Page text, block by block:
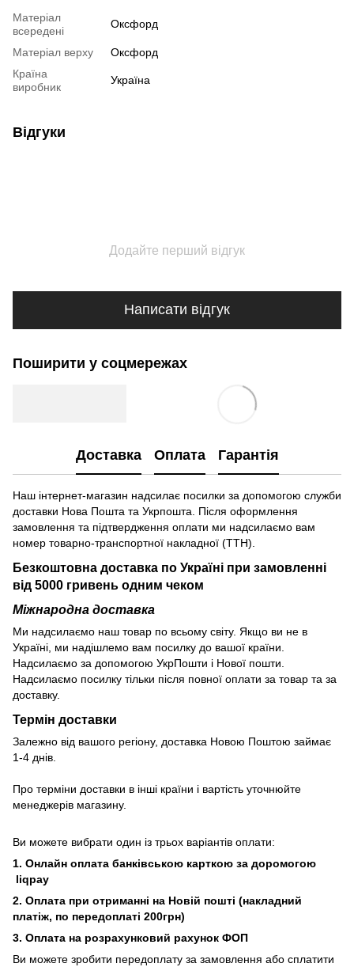
Матеріал
всередені
Оксфорд
Матеріал верху
Оксфорд
Країна
виробник
Україна
Відгуки
Додайте перший відгук
Написати відгук
Поширити у соцмережах
Доставка Оплата Гарантія
Наш інтернет-магазин надсилає посилки за допомогою служби
доставки Нова Пошта та Укрпошта. Після оформлення
замовлення та підтвердження оплати ми надсилаємо вам
номер товарно-транспортної накладної (ТТН).
Безкоштовна доставка по Україні при замовленні
від 5000 гривень одним чеком
Міжнародна доставка
Ми надсилаємо наш товар по всьому світу. Якщо ви не в
Україні, ми надішлемо вам посилку до вашої країни.
Надсилаємо за допомогою УкрПошти і Нової пошти.
Надсилаємо посилку тільки після повної оплати за товар та за
доставку.
Термін доставки
Залежно від вашого регіону, доставка Новою Поштою займає
1-4 днів.
Про терміни доставки в інші країни і вартість уточнюйте
менеджерів магазину.
Ви можете вибрати один із трьох варіантів оплати:
1. Онлайн оплата банківською карткою за доромогою
liqpay
2. Оплата при отриманні на Новій пошті (накладний
платіж, по передоплаті 200грн)
3. Оплата на розрахунковий рахунок ФОП
Ви можете зробити передоплату за замовлення або сплатити